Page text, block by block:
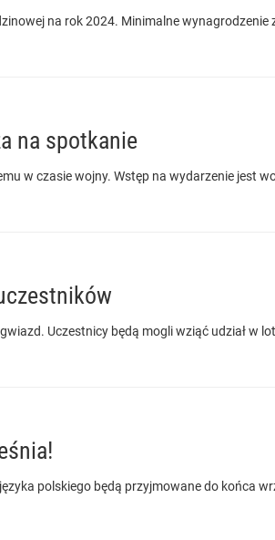
na rok 2024. Minimalne wynagrodzenie
na spotkanie
w czasie wojny. Wstęp na wydarzenie jest
Uczestnicy będą mogli wziąć udział w
polskiego będą przyjmowane do końca